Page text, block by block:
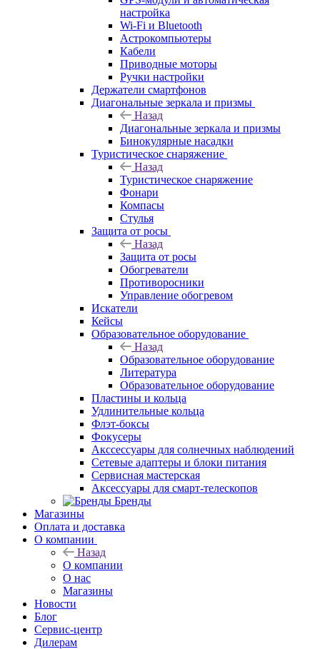
настройка
Wi-Fi и Bluetooth
Астрокомпьютеры
Кабели
Приводные моторы
Ручки настройки
Держатели смартфонов
Диагональные зеркала и призмы
Назад
Диагональные зеркала и призмы
Бинокулярные насадки
Туристическое снаряжение
Назад
Туристическое снаряжение
Фонари
Компасы
Стулья
Защита от росы
Назад
Защита от росы
Обогреватели
Противоросники
Управление обогревом
Искатели
Кейсы
Образовательное оборудование
Назад
Образовательное оборудование
Литература
Образовательное оборудование
Пластины и кольца
Удлинительные кольца
Флэт-боксы
Фокусеры
Акссессуары для солнечных наблюдений
Сетевые адаптеры и блоки питания
Сервисная мастерская
Аксессуары для смарт-телескопов
Бренды
Магазины
Оплата и доставка
О компании
Назад
О компании
О нас
Магазины
Новости
Блог
Сервис-центр
Дилерам